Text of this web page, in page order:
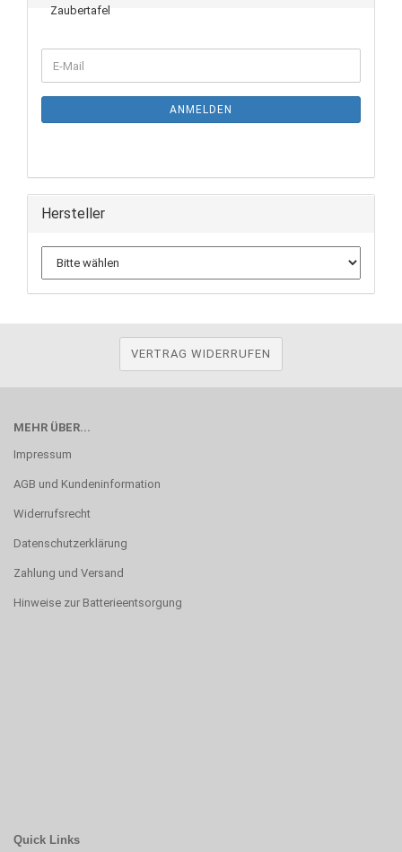
ANMELDEN
Hersteller
VERTRAG WIDERRUFEN
MEHR ÜBER...
Impressum
AGB und Kundeninformation
Widerrufsrecht
Datenschutzerklärung
Zahlung und Versand
Hinweise zur Batterieentsorgung
Quick Links